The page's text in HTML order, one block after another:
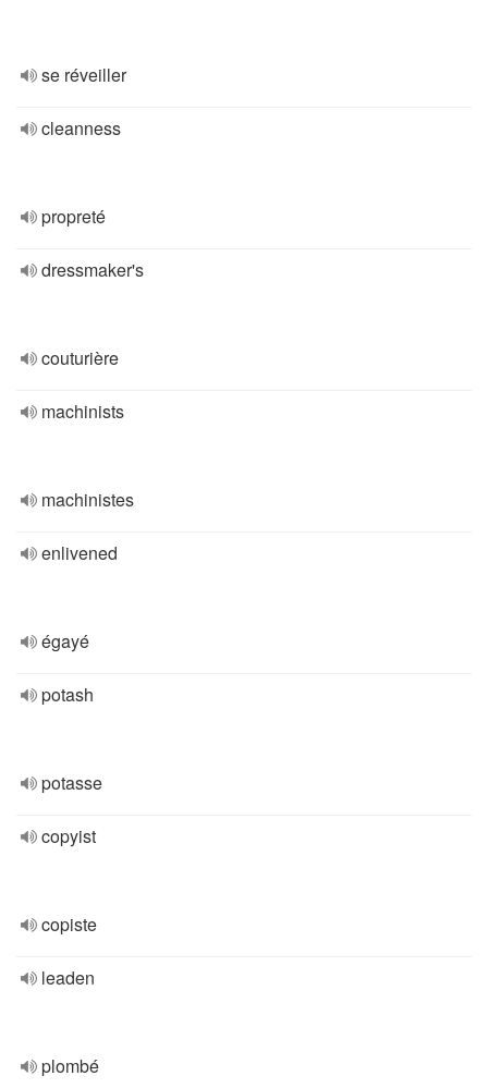
se réveiller
cleanness
propreté
dressmaker's
couturière
machinists
machinistes
enlivened
égayé
potash
potasse
copyist
copiste
leaden
plombé